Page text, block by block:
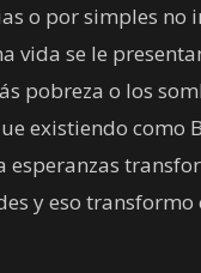
o por simples no
vida se le
pobreza o los
existiendo como
y eso transformo